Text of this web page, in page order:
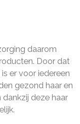
daarom
Door dat
er voor iedereen
gezond haar en
deze haar